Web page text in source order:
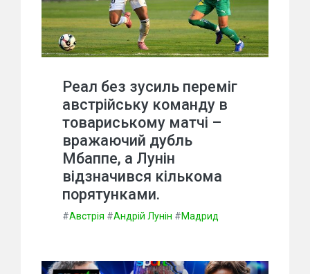
Реал без зусиль переміг
австрійську команду в
товариському матчі –
вражаючий дубль
Мбаппе, а Лунін
відзначився кількома
порятунками.
#Австрія #Андрій Лунін #Мадрид